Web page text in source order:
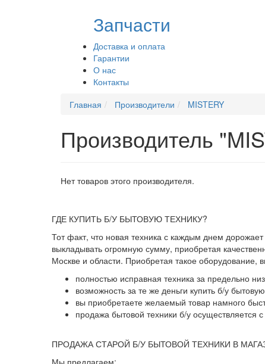
Запчасти
Доставка и оплата
Гарантии
О нас
Контакты
Главная Производители MISTERY
Производитель
Нет товаров этого производителя.
ГДЕ КУПИТЬ Б/У БЫТОВУЮ ТЕХНИКУ?
Тот факт, что новая техника с каждым днем
выкладывать огромную сумму, приобретая
Москве и области. Приобретая такое оборудование,
полностью исправная техника за предельно
возможность за те же деньги купить б/у
вы приобретаете желаемый товар намного
продажа бытовой техники б/у осуществляется
ПРОДАЖА СТАРОЙ Б/У БЫТОВОЙ ТЕХНИКИ В
Мы предлагаем: